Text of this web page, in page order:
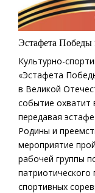
Эстафета
Культурно-
«Эстафета
в Великой
событие охватит
передавая
Родины и
мероприятие
рабочей группы
спортивных